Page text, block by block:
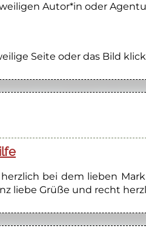
Autor*in oder
Seite oder das Bild
bei dem lieben
liebe Grüße und recht